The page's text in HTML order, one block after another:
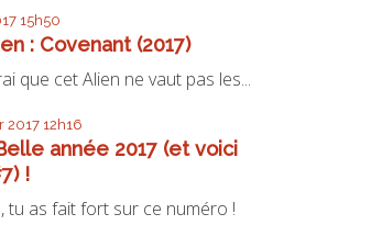
15h50
: Covenant (2017)
que cet Alien ne vaut pas les...
2017 12h16
année 2017 (et voici
!
tu as fait fort sur ce numéro !